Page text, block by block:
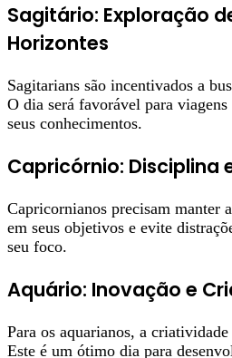
Sagitário: Exploração
Horizontes
Sagitarians são incentivados a
O dia será favorável para
seus conhecimentos.
Capricórnio: Disciplina
Capricornianos precisam manter
em seus objetivos e evite
seu foco.
Aquário: Inovação e
Para os aquarianos, a
Este é um ótimo dia para